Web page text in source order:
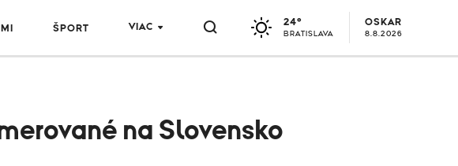
ŠPORT VIAC 24°
BRATISLAVA
OSKAR
8.8.2026
na Slovensko